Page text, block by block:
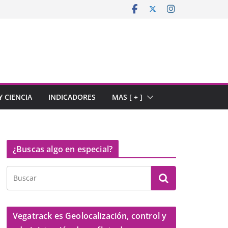
CIENCIA INDICADORES MAS [ + ]
¿Buscas algo en especial?
Vegatrack es Geolocalización, control y